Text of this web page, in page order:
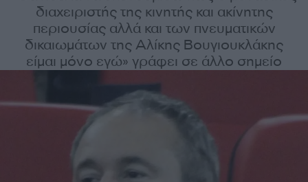
διαχειριστής της κινητής και ακίνητης
περιουσίας αλλά και των πνευματικών
δικαιωμάτων της Αλίκης Βουγιουκλάκης
είμαι μόνο εγώ» γράφει σε άλλο σημείο